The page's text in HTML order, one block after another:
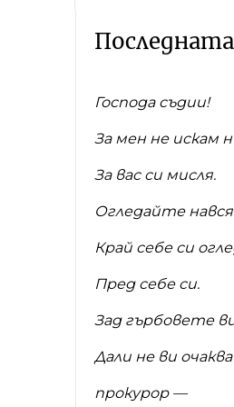
Господа съдии!
За мен не искам
За вас си мисля.
Огледайте
Край себе си
Пред себе си.
Зад гърбовете
Дали не ви
прокурор —